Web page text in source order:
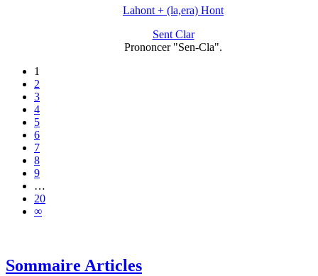
Lahont + (la,era) Hont
Sent Clar
Prononcer "Sen-Cla".
1
2
3
4
5
6
7
8
9
…
20
∞
Sommaire Articles